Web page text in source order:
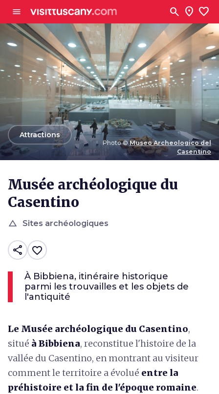
menu search location_on favorite
Photo © Museo Archeologico del
Casentino
arrow_back
Attractions
Musée archéologique du
Casentino
change_history Sites archéologiques
share favorite_border
À Bibbiena, itinéraire historique
parmi les trouvailles et les objets de
l'antiquité
Le Musée archéologique du Casentino,
situé à Bibbiena, reconstitue l'histoire de la
vallée du Casentino, en montrant au visiteur
comment le territoire a évolué entre la
préhistoire et la fin de l'époque romaine.